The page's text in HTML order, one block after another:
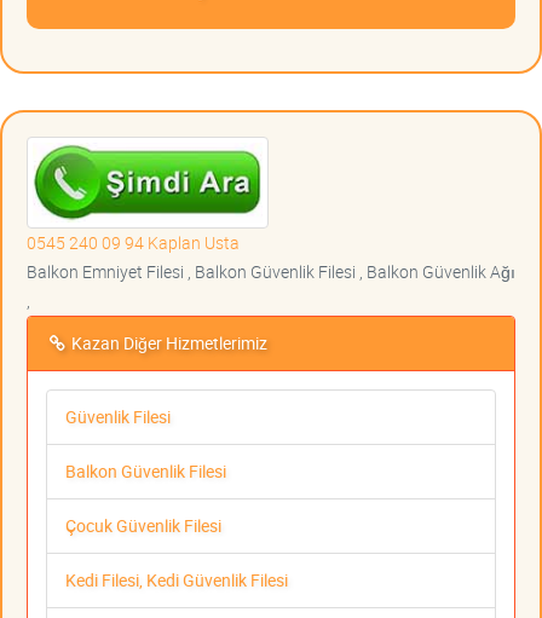
0545 240 09 94 Kaplan Usta
Balkon Emniyet Filesi , Balkon Güvenlik Filesi , Balkon Güvenlik Ağı
,
Kazan Diğer Hizmetlerimiz
Güvenlik Filesi
Balkon Güvenlik Filesi
Çocuk Güvenlik Filesi
Kedi Filesi, Kedi Güvenlik Filesi